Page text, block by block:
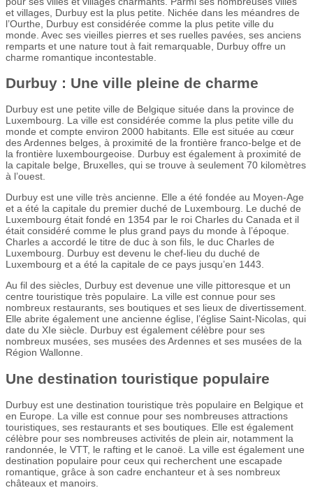
et villages, Durbuy est la plus petite. Nichée dans les méandres de
l’Ourthe, Durbuy est considérée comme la plus petite ville du
monde. Avec ses vieilles pierres et ses ruelles pavées, ses anciens
remparts et une nature tout à fait remarquable, Durbuy offre un
charme romantique incontestable.
Durbuy : Une ville pleine de charme
Durbuy est une petite ville de Belgique située dans la province de
Luxembourg. La ville est considérée comme la plus petite ville du
monde et compte environ 2000 habitants. Elle est située au cœur
des Ardennes belges, à proximité de la frontière franco-belge et de
la frontière luxembourgeoise. Durbuy est également à proximité de
la capitale belge, Bruxelles, qui se trouve à seulement 70 kilomètres
à l’ouest.
Durbuy est une ville très ancienne. Elle a été fondée au Moyen-Age
et a été la capitale du premier duché de Luxembourg. Le duché de
Luxembourg était fondé en 1354 par le roi Charles du Canada et il
était considéré comme le plus grand pays du monde à l’époque.
Charles a accordé le titre de duc à son fils, le duc Charles de
Luxembourg. Durbuy est devenu le chef-lieu du duché de
Luxembourg et a été la capitale de ce pays jusqu’en 1443.
Au fil des siècles, Durbuy est devenue une ville pittoresque et un
centre touristique très populaire. La ville est connue pour ses
nombreux restaurants, ses boutiques et ses lieux de divertissement.
Elle abrite également une ancienne église, l’église Saint-Nicolas, qui
date du XIe siècle. Durbuy est également célèbre pour ses
nombreux musées, ses musées des Ardennes et ses musées de la
Région Wallonne.
Une destination touristique populaire
Durbuy est une destination touristique très populaire en Belgique et
en Europe. La ville est connue pour ses nombreuses attractions
touristiques, ses restaurants et ses boutiques. Elle est également
célèbre pour ses nombreuses activités de plein air, notamment la
randonnée, le VTT, le rafting et le canoë. La ville est également une
destination populaire pour ceux qui recherchent une escapade
romantique, grâce à son cadre enchanteur et à ses nombreux
châteaux et manoirs.